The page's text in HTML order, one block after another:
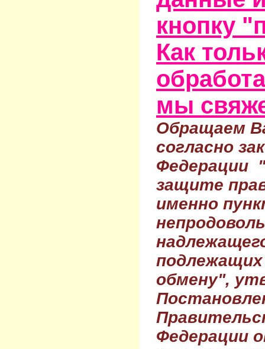
кнопку
Как
мы
Обращаем
согласно
Федерации
защите
именно
обмену",
Федерации